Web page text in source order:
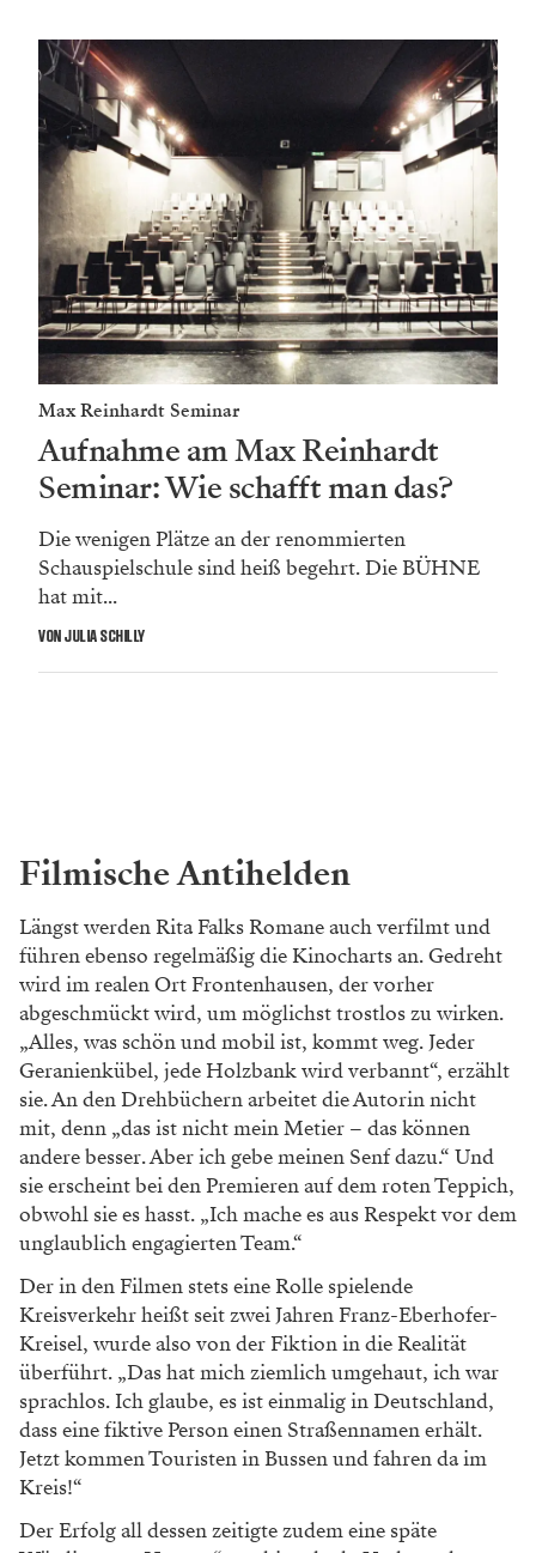
Max Reinhardt Seminar
Aufnahme am Max Reinhardt
Seminar: Wie schafft man das?
Die wenigen Plätze an der renommierten
Schauspielschule sind heiß begehrt. Die BÜHNE
hat mit...
VON JULIA SCHILLY
Filmische Antihelden
Längst werden Rita Falks Romane auch verfilmt und
führen ebenso regelmäßig die Kinocharts an. Gedreht
wird im realen Ort Frontenhausen, der vorher
abgeschmückt wird, um möglichst trostlos zu wirken.
„Alles, was schön und mobil ist, kommt weg. Jeder
Geranienkübel, jede Holzbank wird verbannt“, erzählt
sie. An den Drehbüchern arbeitet die Autorin nicht
mit, denn „das ist nicht mein Metier – das können
andere besser. Aber ich gebe meinen Senf dazu.“ Und
sie erscheint bei den Premieren auf dem roten Teppich,
obwohl sie es hasst. „Ich mache es aus Respekt vor dem
unglaublich engagierten Team.“
Der in den Filmen stets eine Rolle spielende
Kreisverkehr heißt seit zwei Jahren Franz-Eberhofer-
Kreisel, wurde also von der Fiktion in die Realität
überführt. „Das hat mich ziemlich umgehaut, ich war
sprachlos. Ich glaube, es ist einmalig in Deutschland,
dass eine fiktive Person einen Straßennamen erhält.
Jetzt kommen Touristen in Bussen und fahren da im
Kreis!“
Der Erfolg all dessen zeitigte zudem eine späte